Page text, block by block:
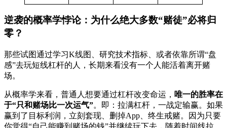
逆袭的概率学悖论：为什么绝大多数“赌徒”必将归
零？
那些试图通过学习K线图、研究技术指标、或者依靠所谓“盘
感”去玩短线杠杆的人，长期来看没有一个人能活着离开赌
场。
从概率学来看，普通人想要通过杠杆改变命运， 唯一的胜率在
于“只和赌场比一次运气”。即：拉满杠杆，一战定输赢。如果
赢到了目标利润，立刻套现、删掉App、终生戒赌。因为只要
你觉得“自己能赚到赌场的钱”并继续玩下去，随着时间线拉